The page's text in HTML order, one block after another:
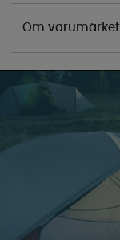
Om varumärket